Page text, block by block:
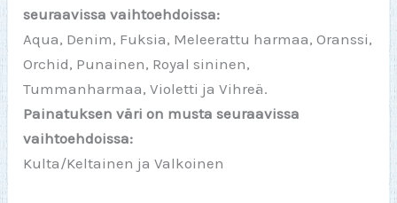
seuraavissa vaihtoehdoissa:
Aqua, Denim, Fuksia, Meleerattu harmaa, Oranssi,
Orchid, Punainen, Royal sininen,
Tummanharmaa, Violetti ja Vihreä.
Painatuksen väri on musta seuraavissa
vaihtoehdoissa:
Kulta/Keltainen ja Valkoinen